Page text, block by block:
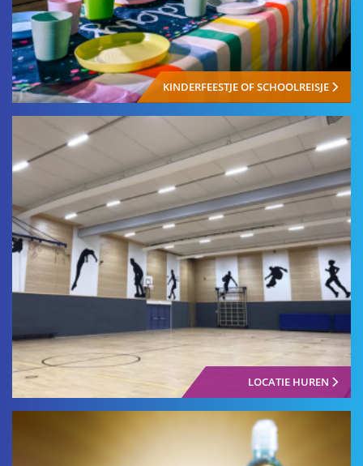
KINDERFEESTJE OF SCHOOLREISJE
LOCATIE HUREN